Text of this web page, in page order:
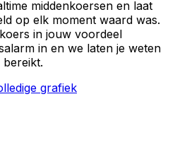
middenkoersen en laat
op elk moment waard was.
in jouw voordeel
in en we laten je weten
grafiek